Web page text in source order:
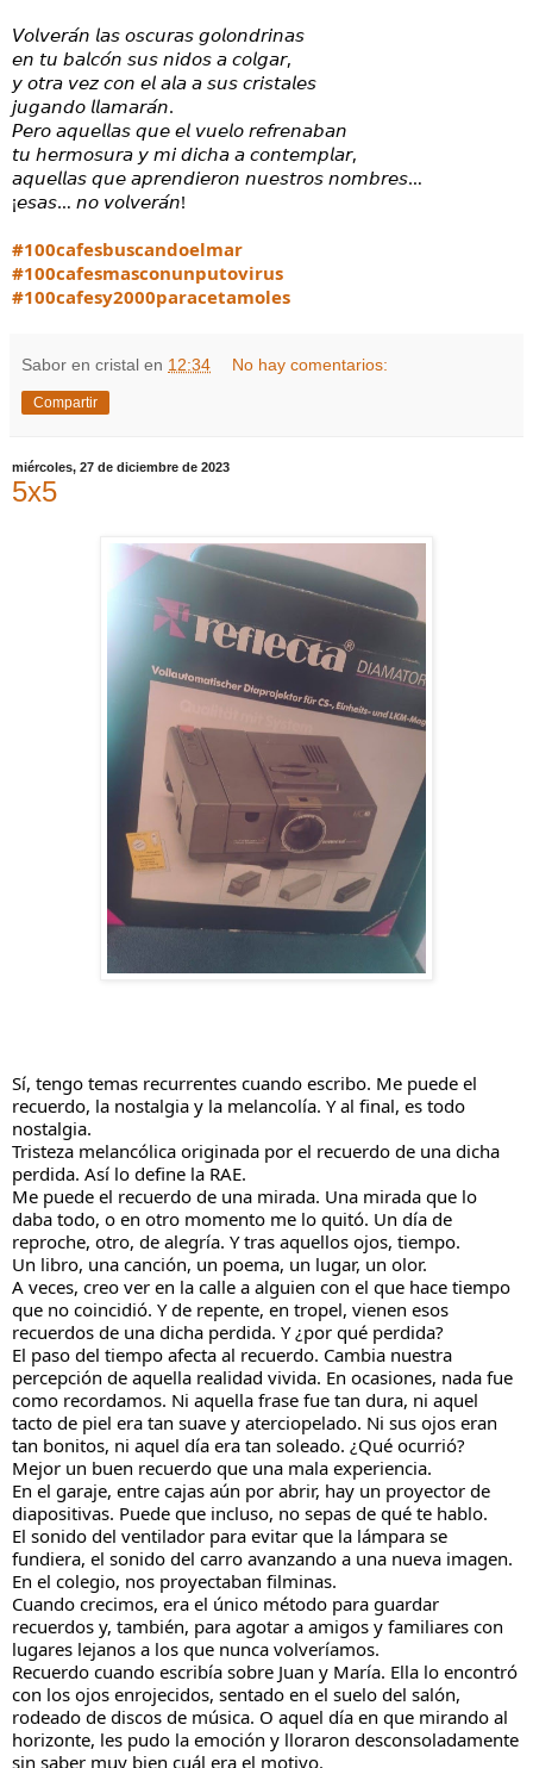
𝘝𝘰𝘭𝘷𝘦𝘳𝘢́𝘯 𝘭𝘢𝘴 𝘰𝘴𝘤𝘶𝘳𝘢𝘴 𝘨𝘰𝘭𝘰𝘯𝘥𝘳𝘪𝘯𝘢𝘴
𝘦𝘯 𝘵𝘶 𝘣𝘢𝘭𝘤𝘰́𝘯 𝘴𝘶𝘴 𝘯𝘪𝘥𝘰𝘴 𝘢 𝘤𝘰𝘭𝘨𝘢𝘳,
𝘺 𝘰𝘵𝘳𝘢 𝘷𝘦𝘻 𝘤𝘰𝘯 𝘦𝘭 𝘢𝘭𝘢 𝘢 𝘴𝘶𝘴 𝘤𝘳𝘪𝘴𝘵𝘢𝘭𝘦𝘴
𝘫𝘶𝘨𝘢𝘯𝘥𝘰 𝘭𝘭𝘢𝘮𝘢𝘳𝘢́𝘯.
𝘗𝘦𝘳𝘰 𝘢𝘲𝘶𝘦𝘭𝘭𝘢𝘴 𝘲𝘶𝘦 𝘦𝘭 𝘷𝘶𝘦𝘭𝘰 𝘳𝘦𝘧𝘳𝘦𝘯𝘢𝘣𝘢𝘯
𝘵𝘶 𝘩𝘦𝘳𝘮𝘰𝘴𝘶𝘳𝘢 𝘺 𝘮𝘪 𝘥𝘪𝘤𝘩𝘢 𝘢 𝘤𝘰𝘯𝘵𝘦𝘮𝘱𝘭𝘢𝘳,
𝘢𝘲𝘶𝘦𝘭𝘭𝘢𝘴 𝘲𝘶𝘦 𝘢𝘱𝘳𝘦𝘯𝘥𝘪𝘦𝘳𝘰𝘯 𝘯𝘶𝘦𝘴𝘵𝘳𝘰𝘴 𝘯𝘰𝘮𝘣𝘳𝘦𝘴…
¡𝘦𝘴𝘢𝘴… 𝘯𝘰 𝘷𝘰𝘭𝘷𝘦𝘳𝘢́𝘯!
#100cafesbuscandoelmar
#100cafesmasconunputovirus
#100cafesy2000paracetamoles
Sabor en cristal en 12:34 No hay comentarios:
Compartir
miércoles, 27 de diciembre de 2023
5x5
Sí, tengo temas recurrentes cuando escribo. Me puede el
recuerdo, la nostalgia y la melancolía. Y al final, es todo
nostalgia.
Tristeza melancólica originada por el recuerdo de una dicha
perdida. Así lo define la RAE.
Me puede el recuerdo de una mirada. Una mirada que lo
daba todo, o en otro momento me lo quitó. Un día de
reproche, otro, de alegría. Y tras aquellos ojos, tiempo.
Un libro, una canción, un poema, un lugar, un olor.
A veces, creo ver en la calle a alguien con el que hace tiempo
que no coincidió. Y de repente, en tropel, vienen esos
recuerdos de una dicha perdida. Y ¿por qué perdida?
El paso del tiempo afecta al recuerdo. Cambia nuestra
percepción de aquella realidad vivida. En ocasiones, nada fue
como recordamos. Ni aquella frase fue tan dura, ni aquel
tacto de piel era tan suave y aterciopelado. Ni sus ojos eran
tan bonitos, ni aquel día era tan soleado. ¿Qué ocurrió?
Mejor un buen recuerdo que una mala experiencia.
En el garaje, entre cajas aún por abrir, hay un proyector de
diapositivas. Puede que incluso, no sepas de qué te hablo.
El sonido del ventilador para evitar que la lámpara se
fundiera, el sonido del carro avanzando a una nueva imagen.
En el colegio, nos proyectaban filminas.
Cuando crecimos, era el único método para guardar
recuerdos y, también, para agotar a amigos y familiares con
lugares lejanos a los que nunca volveríamos.
Recuerdo cuando escribía sobre Juan y María. Ella lo encontró
con los ojos enrojecidos, sentado en el suelo del salón,
rodeado de discos de música. O aquel día en que mirando al
horizonte, les pudo la emoción y lloraron desconsoladamente
sin saber muy bien cuál era el motivo.